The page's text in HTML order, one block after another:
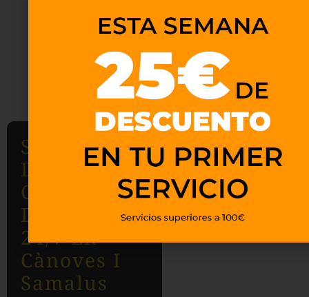
Servicios
De
Cerrajería
Disponibles
24/7 En
Cànoves I
Samalus